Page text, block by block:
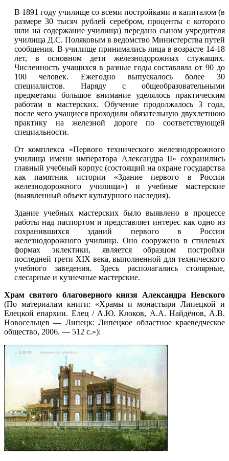
В 1891 году училище со всеми постройками и капиталом (в
размере 30 тысяч рублей серебром, проценты с которого
шли на содержание училища) передано сыном учредителя
училища Д.С. Поляковым в ведомство Министерства путей
сообщения. В училище принимались лица в возрасте 14-18
лет, в основном дети железнодорожных служащих.
Численность учащихся в разные годы составляла от 90 до
100 человек. Ежегодно выпускалось более 30
специалистов. Наряду с общеобразовательными
предметами большое внимание уделялось практическим
работам в мастерских. Обучение продолжалось 3 года,
после чего учащиеся проходили обязательную двухлетнюю
практику на железной дороге по соответствующей
специальности.
От комплекса «Первого технического железнодорожного
училища имени императора Александра II» сохранились
главный учебный корпус (состоящий на охране государства
как памятник истории «Здание первого в России
железнодорожного училища») и учебные мастерские
(выявленный объект культурного наследия).
Здание учебных мастерских было выявлено в процессе
работы над паспортом и представляет интерес как одно из
сохранившихся зданий первого в России
железнодорожного училища. Оно сооружено в стилевых
формах эклектики, является образцом постройки
последней трети XIX века, выполненной для технического
учебного заведения. Здесь располагались столярные,
слесарные и кузнечные мастерские.
Храм святого благоверного князя Александра Невского
(По материалам книги: «Храмы и монастыри Липецкой и
Елецкой епархии. Елец / А.Ю. Клоков, А.А. Найдёнов, А.В.
Новосельцев — Липецк: Липецкое областное краеведческое
общество, 2006. — 512 с.»):